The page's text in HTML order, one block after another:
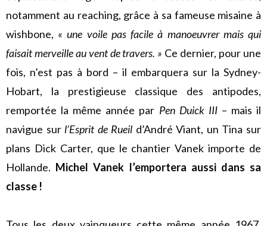
notamment au reaching, grâce à sa fameuse misaine à
wishbone, « une voile pas facile à manoeuvrer mais qui
faisait merveille au vent de travers. » Ce dernier, pour une
fois, n’est pas à bord – il embarquera sur la Sydney-
Hobart, la prestigieuse classique des antipodes,
remportée la même année par Pen Duick III– mais il
navigue sur l’Esprit de Rueil d’André Viant, un Tina sur
plans Dick Carter, que le chantier Vanek importe de
Hollande. Michel Vanek l’emportera aussi dans sa
classe !